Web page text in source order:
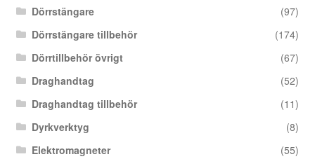
Dörrstängare
(97)
Dörrstängare tillbehör
(174)
Dörrtillbehör övrigt
(67)
Draghandtag
(52)
Draghandtag tillbehör
(11)
Dyrkverktyg
(8)
Elektromagneter
(55)